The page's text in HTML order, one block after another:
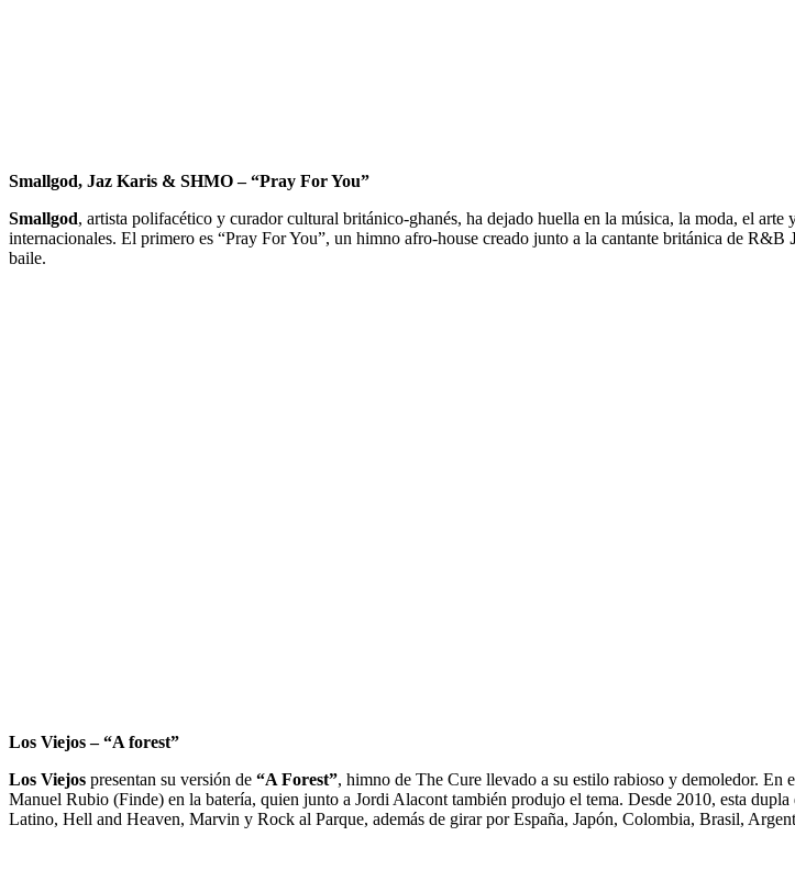
Smallgod, Jaz Karis & SHMO – “Pray For You”
Smallgod, artista polifacético y curador cultural británico-ghanés, ha dejado huella en la música, la moda, el
internacionales. El primero es “Pray For You”, un himno afro-house creado junto a la cantante británica de R&B
baile.
Los Viejos – “A forest”
Los Viejos presentan su versión de “A Forest”, himno de The Cure llevado a su estilo rabioso y demoledor.
Manuel Rubio (Finde) en la batería, quien junto a Jordi Alacont también produjo el tema. Desde 2010, esta
Latino, Hell and Heaven, Marvin y Rock al Parque, además de girar por España, Japón, Colombia, Brasil,